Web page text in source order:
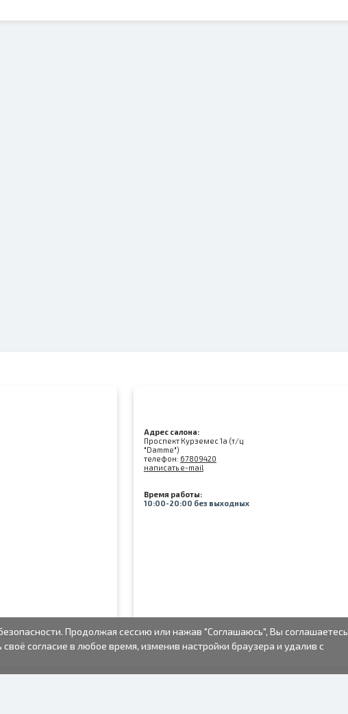
Адрес салона:
Проспект Курземес 1а (т/ц
"Damme")
телефон: 67809420
написать e-mail
Время работы:
10:00-20:00 без выходных
Продолжая сессию или нажав "Соглашаюсь", Вы соглашаетесь
согласие в любое время, изменив настройки браузера и удалив с